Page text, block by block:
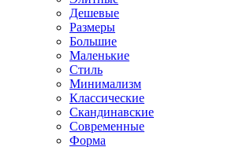
Дешевые
Размеры
Большие
Маленькие
Стиль
Минимализм
Классические
Скандинавские
Современные
Форма